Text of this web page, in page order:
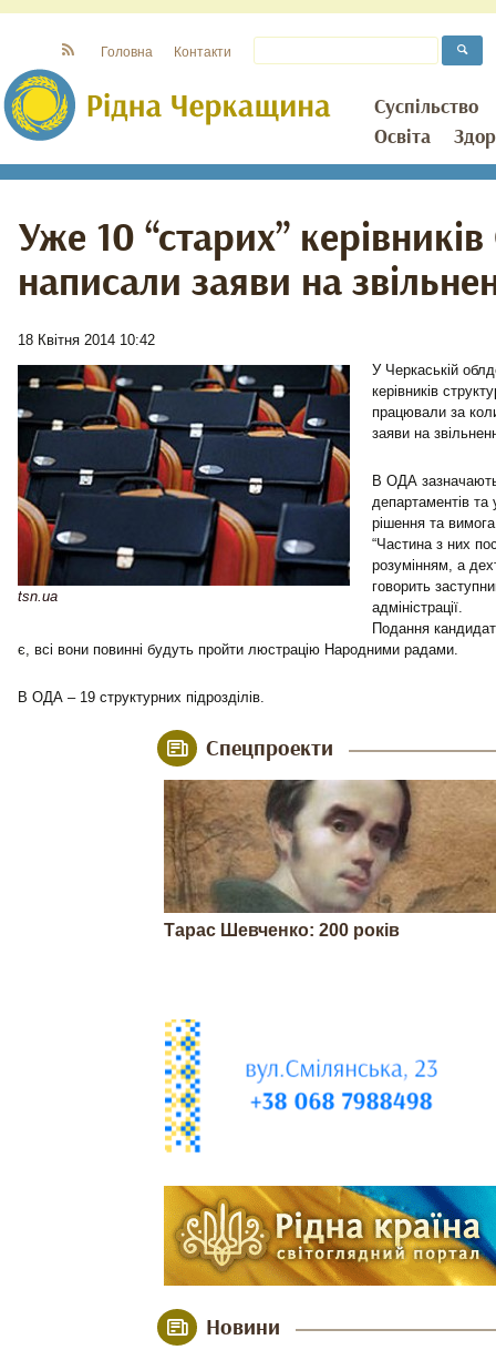
Суспільство
Освіта
Головна Контакти
Уже 10 “старих”
написали заяви на
18 Квітня 2014 10:42
tsn.ua
У Черкаській
керівників
працювали за
заяви на
В ОДА
департаментів та
рішення та
“Частина з них
розумінням, а
говорить
адміністрації.
Подання
є, всі вони повинні будуть пройти люстрацію Народними радами.
В ОДА – 19 структурних підрозділів.
Спецпроекти
Тарас Шевченко: 200 років
Новини